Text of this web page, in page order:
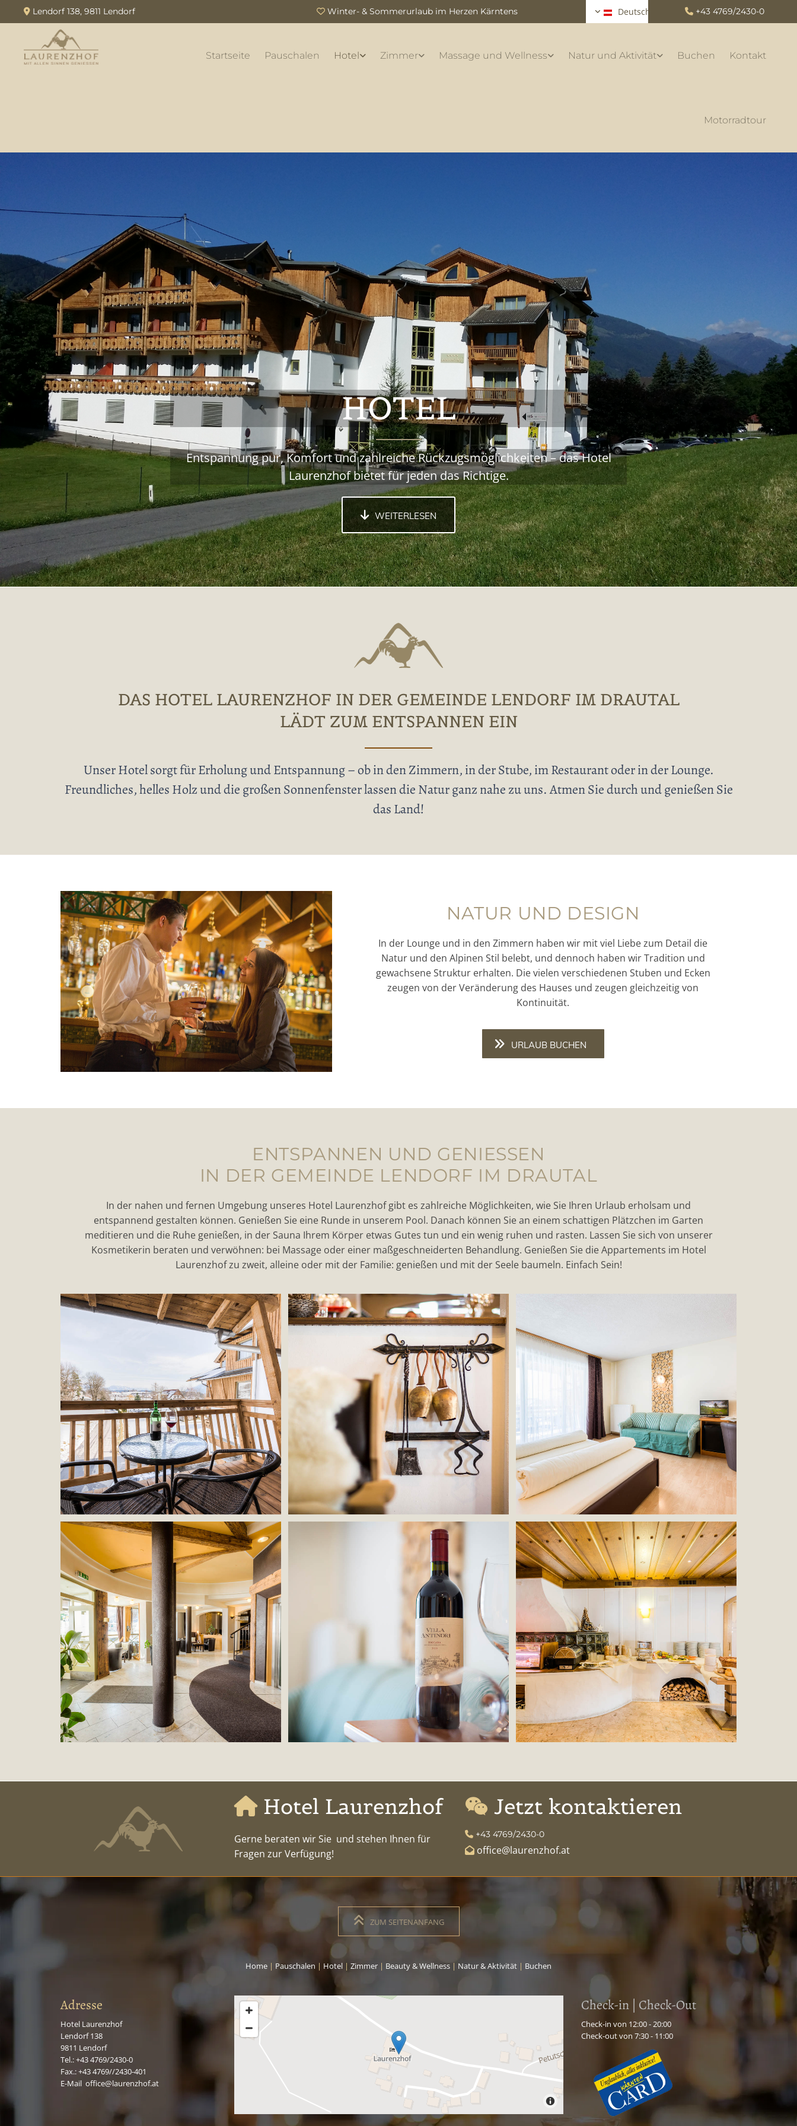
 Lendorf 138, 9811 Lendorf  Winter- & Sommerurlaub im Herzen Kärntens Deutsch  +43 4769/2430-0
Startseite Pauschalen Hotel Zimmer Massage und Wellness Natur und Aktivität Buchen Kontakt
Motorradtour
HOTEL
Entspannung pur, Komfort und zahlreiche Rückzugsmöglichkeiten – das Hotel
Laurenzhof bietet für jeden das Richtige.
WEITERLESEN
DAS HOTEL LAURENZHOF IN DER GEMEINDE LENDORF IM DRAUTAL
LÄDT ZUM ENTSPANNEN EIN
Unser Hotel sorgt für Erholung und Entspannung – ob in den Zimmern, in der Stube, im Restaurant oder in der Lounge.
Freundliches, helles Holz und die großen Sonnenfenster lassen die Natur ganz nahe zu uns. Atmen Sie durch und genießen Sie
das Land!
NATUR UND DESIGN
In der Lounge und in den Zimmern haben wir mit viel Liebe zum Detail die
Natur und den Alpinen Stil belebt, und dennoch haben wir Tradition und
gewachsene Struktur erhalten. Die vielen verschiedenen Stuben und Ecken
zeugen von der Veränderung des Hauses und zeugen gleichzeitig von
Kontinuität.
URLAUB BUCHEN
ENTSPANNEN UND GENIESSEN
IN DER GEMEINDE LENDORF IM DRAUTAL
In der nahen und fernen Umgebung unseres Hotel Laurenzhof gibt es zahlreiche Möglichkeiten, wie Sie Ihren Urlaub erholsam und
entspannend gestalten können. Genießen Sie eine Runde in unserem Pool. Danach können Sie an einem schattigen Plätzchen im Garten
meditieren und die Ruhe genießen, in der Sauna Ihrem Körper etwas Gutes tun und ein wenig ruhen und rasten. Lassen Sie sich von unserer
Kosmetikerin beraten und verwöhnen: bei Massage oder einer maßgeschneiderten Behandlung. Genießen Sie die Appartements im Hotel
Laurenzhof zu zweit, alleine oder mit der Familie: genießen und mit der Seele baumeln. Einfach Sein!
 Hotel Laurenzhof
Gerne beraten wir Sie und stehen Ihnen für
Fragen zur Verfügung!
 Jetzt kontaktieren
 +43 4769/2430-0
 office@laurenzhof.at
ZUM SEITENANFANG
Home | Pauschalen | Hotel | Zimmer | Beauty & Wellness | Natur & Aktivität | Buchen
Adresse
Hotel Laurenzhof
Lendorf 138
9811 Lendorf
Tel.:+43 4769/2430-0
Fax.: +43 4769//2430-401
E-Mail office@laurenzhof.at
Check-in | Check-Out
Check-in von 12:00 - 20:00
Check-out von 7:30 - 11:00